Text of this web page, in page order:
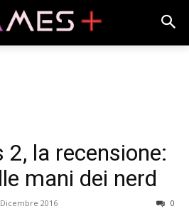
2, la recensione:
mani dei nerd
2016 0